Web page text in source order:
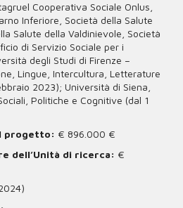
Cooperativa Sociale Onlus,
Inferiore, Società della Salute
Salute della Valdinievole, Società
di Servizio Sociale per i
degli Studi di Firenze –
Lingue, Intercultura, Letterature
2023); Università di Siena,
Politiche e Cognitive (dal 1
progetto: € 896.000 €
dell’Unità di ricerca: €